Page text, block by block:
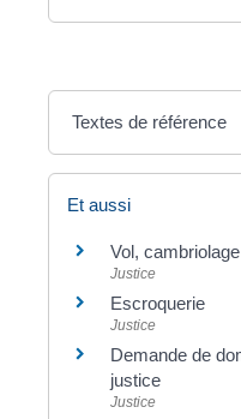
Textes de référence
Et aussi
Vol, cambriolage
Justice
Escroquerie
Justice
Demande de
justice
Justice